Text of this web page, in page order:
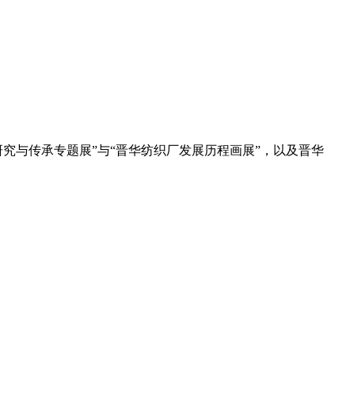
与传承专题展”与“晋华纺织厂发展历程画展”，以及晋华